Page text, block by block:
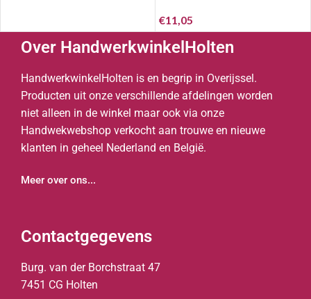
€11,05
Over HandwerkwinkelHolten
HandwerkwinkelHolten is en begrip in Overijssel.
Producten uit onze verschillende afdelingen worden
niet alleen in de winkel maar ook via onze
Handwekwebshop verkocht aan trouwe en nieuwe
klanten in geheel Nederland en België.
Meer over ons...
Contactgegevens
Burg. van der Borchstraat 47
7451 CG Holten